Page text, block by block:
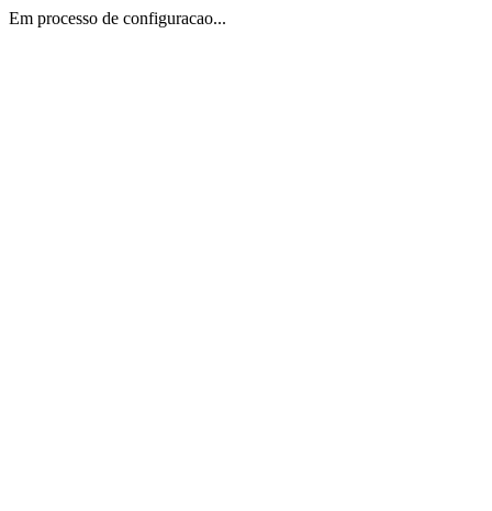
Em processo de configuracao...